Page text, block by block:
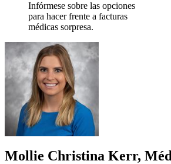
Infórmese sobre las opciones
para hacer frente a facturas
médicas sorpresa.
Mollie Christina Kerr,